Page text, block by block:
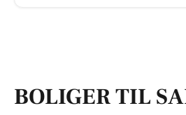
BOLIGER TIL